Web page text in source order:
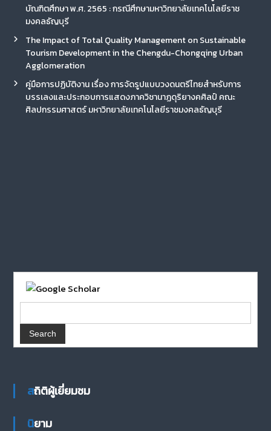
บัณฑิตศึกษา พ.ศ. 2565 : กรณีศึกษามหาวิทยาลัยเทคโนโลยีราช
มงคลธัญบุรี
The Impact of Total Quality Management on Sustainable
Tourism Development in the Chengdu-Chongqing Urban
Agglomeration
คู่มือการปฏิบัติงาน เรื่อง การจัดรูปแบบวงดนตรีไทยสำหรับการ
บรรเลงและประกอบการแสดงภาควิชานาฏดุริยางคศิลป์ คณะ
ศิลปกรรมศาสตร์ มหาวิทยาลัยเทคโนโลยีราชมงคลธัญบุรี
สถิติผู้เยี่ยมชม
นิยาม